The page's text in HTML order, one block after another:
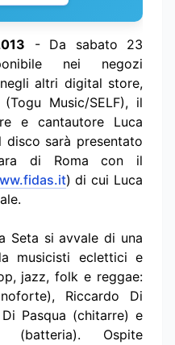
- Da sabato 23
nei negozi
altri digital store,
(Togu Music/SELF), il
e cantautore Luca
disco sarà presentato
di Roma con il
) di cui Luca
Seta si avvale di una
musicisti eclettici e
jazz, folk e reggae:
Riccardo Di
Pasqua (chitarre) e
(batteria). Ospite